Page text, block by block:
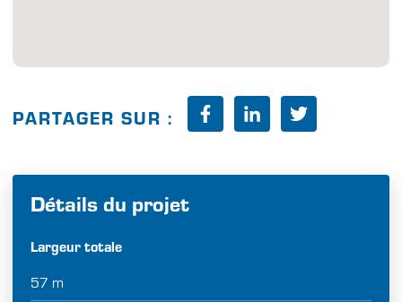
PARTAGER SUR :
Détails du projet
Largeur totale
57 m